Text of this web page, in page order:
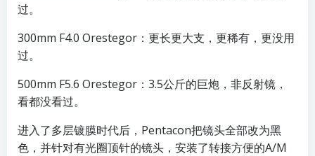
过。
300mm F4.0 Orestegor：更长更大支，更稀有，更没用
过。
500mm F5.6 Orestegor：3.5公斤的巨炮，非反射镜，
看都没看过。
进入了多层镀膜时代后，Pentacon把镜头全部改为黑
色，并针对有光圈顶针的镜头，安装了转接方便的A/M